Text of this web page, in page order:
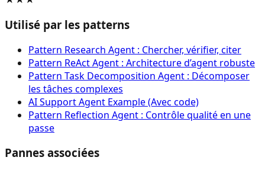
Utilisé par les patterns
Pattern Research Agent : Chercher, vérifier, citer
Pattern ReAct Agent : Architecture d’agent robuste
Pattern Task Decomposition Agent : Décomposer
les tâches complexes
AI Support Agent Example (Avec code)
Pattern Reflection Agent : Contrôle qualité en une
passe
Pannes associées